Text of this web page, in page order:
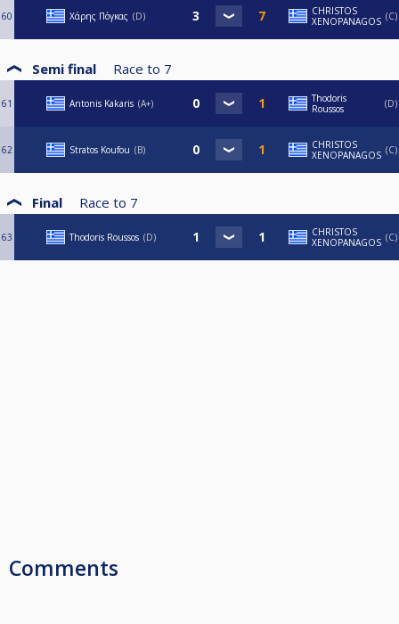
60 Χάρης Πόγκας D
CHRISTOS
XENOPANAGOS
C
Semi final Race to 7
61 Antonis Kakaris A+
Thodoris
Roussos
D
62 Stratos Koufou B
CHRISTOS
XENOPANAGOS
C
Final Race to 7
63 Thodoris Roussos D
CHRISTOS
XENOPANAGOS
C
Comments